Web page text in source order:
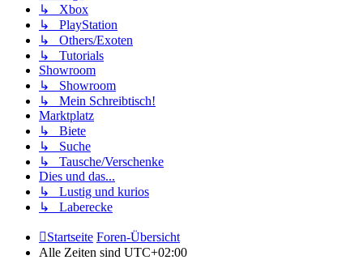
↳ Xbox
↳ PlayStation
↳ Others/Exoten
↳ Tutorials
Showroom
↳ Showroom
↳ Mein Schreibtisch!
Marktplatz
↳ Biete
↳ Suche
↳ Tausche/Verschenke
Dies und das...
↳ Lustig und kurios
↳ Laberecke
Startseite Foren-Übersicht
Alle Zeiten sind UTC+02:00